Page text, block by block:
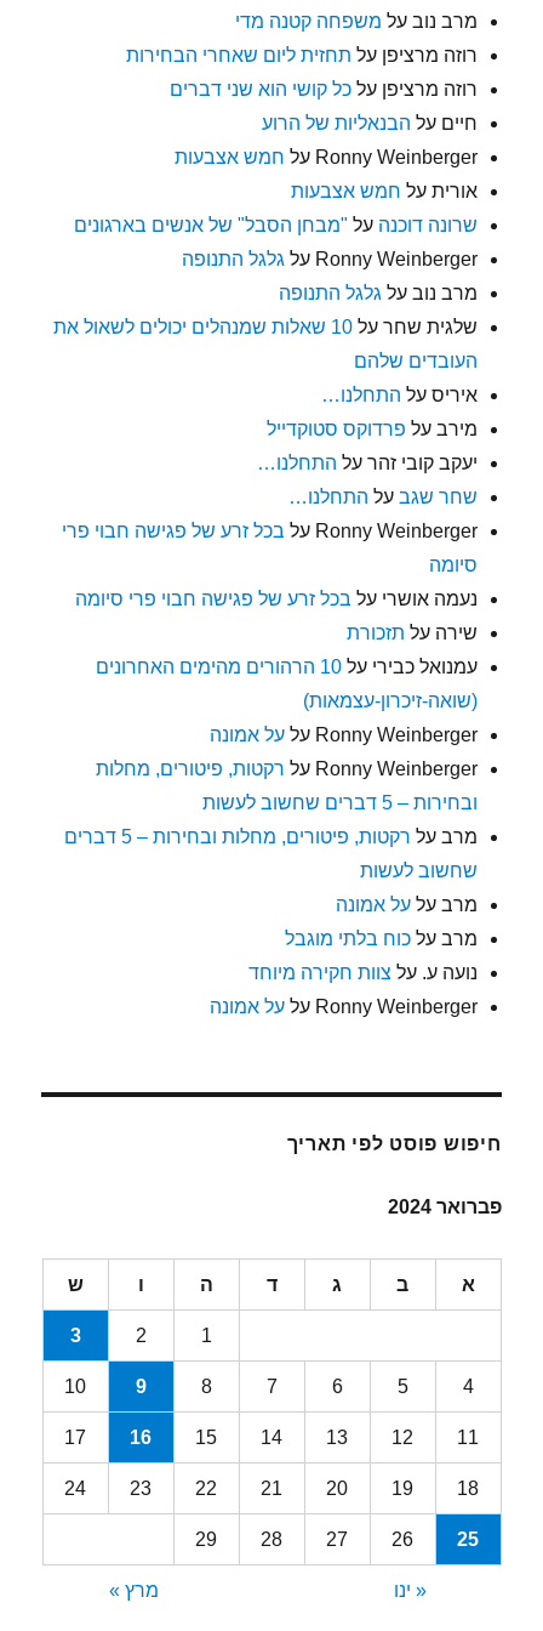
מרב נוב על משפחה קטנה מדי
רוזה מרציפן על תחזית ליום שאחרי הבחירות
רוזה מרציפן עלכל קושי הוא שני דברים
חיים על הבנאליות של הרוע
Ronny Weinberger על חמש אצבעות
אורית על חמש אצבעות
שרונה דוכנה על "מבחן הסבל" של אנשים בארגונים
Ronny Weinberger על גלגל התנופה
מרב נוב על גלגל התנופה
שלגית שחר על
10 שאלות שמנהלים יכולים לשאול את
העובדים שלהם
איריס על התחלנו…
מירב על פרדוקס סטוקדייל
יעקב קובי זהר על התחלנו…
שחר שגב על התחלנו…
Ronny Weinberger על בכל זרע של פגישה חבוי פרי
סיומה
נעמה אושרי על בכל זרע של פגישה חבוי פרי סיומה
שירה על תזכורת
עמנואל כבירי על
10 הרהורים מהימים האחרונים
(שואה-זיכרון-עצמאות)
Ronny Weinberger עלעל אמונה
Ronny Weinberger על רקטות, פיטורים, מחלות
ובחירות – 5 דברים שחשוב לעשות
מרב על
רקטות, פיטורים, מחלות ובחירות – 5 דברים
שחשוב לעשות
מרב עלעל אמונה
מרב עלכוח בלתי מוגבל
נועה ע. על צוות חקירה מיוחד
Ronny Weinberger עלעל אמונה
חיפוש פוסט לפי תאריך
פברואר 2024
א ב ג ד ה ו ש
1
2
3
4
5
6
7
8
9
10
11
12
13
14
15
16
17
18
19
20
21
22
23
24
25
26
27
28
29
« ינו מרץ »